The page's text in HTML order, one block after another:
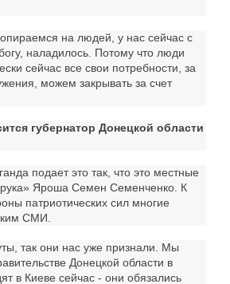
на людей, у нас сейчас с
наладилось. Потому что люди
сейчас все свои потребности, за
можем закрывать за счет
губернатор Донецкой области
подает это так, что это местные
Яроша Семен Семенченко. К
патриотических сил многие
СМИ.
так они нас уже признали. Мы
Донецкой области в
в Киеве сейчас - они обязались